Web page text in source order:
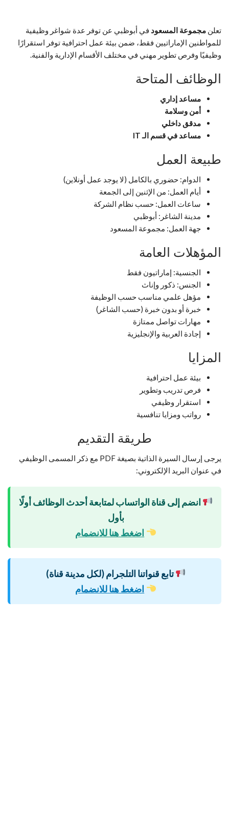
تعلن مجموعة المسعود في أبوظبي عن توفر عدة شواغر وظيفية
للمواطنين الإماراتيين فقط، ضمن بيئة عمل احترافية توفر استقرارًا
وظيفيًا وفرص تطوير مهني في مختلف الأقسام الإدارية والفنية.
الوظائف المتاحة
مساعد إداري
أمن وسلامة
مدقق داخلي
مساعد في قسم الـ IT
طبيعة العمل
الدوام: حضوري بالكامل (لا يوجد عمل أونلاين)
أيام العمل: من الإثنين إلى الجمعة
ساعات العمل: حسب نظام الشركة
مدينة الشاغر: أبوظبي
جهة العمل: مجموعة المسعود
المؤهلات العامة
الجنسية: إماراتيون فقط
الجنس: ذكور وإناث
مؤهل علمي مناسب حسب الوظيفة
خبرة أو بدون خبرة (حسب الشاغر)
مهارات تواصل ممتازة
إجادة العربية والإنجليزية
المزايا
بيئة عمل احترافية
فرص تدريب وتطوير
استقرار وظيفي
رواتب ومزايا تنافسية
طريقة التقديم
يرجى إرسال السيرة الذاتية بصيغة PDF مع ذكر المسمى الوظيفي
في عنوان البريد الإلكتروني:
انضم إلى قناة الواتساب لمتابعة أحدث الوظائف أولًا
بأول
اضغط هنا للانضمام
تابع قنواتنا التلجرام (لكل مدينة قناة)
اضغط هنا للانضمام